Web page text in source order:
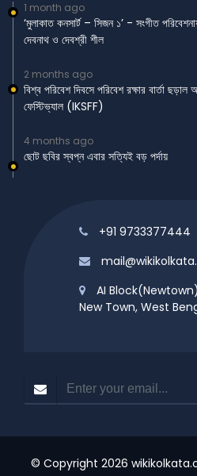
1 month ago
‘মুলাকাত কনসার্ট – সিজন ১’ - সংগীত
দেবনাথ ও দেবশ্রী শীল
2 months ago
বিশ্ব পরিবেশ দিবসে পরিবেশ রক্ষার বার্তা ছড়াল
ফেস্টিভ্যাল (IKSFF)
4 months ago
ছোট ছবির স্বপ্ন এবার সত্যিই বড় পর্দায়
+91 9733377444
AI
New Town, West
© Copyright 2026